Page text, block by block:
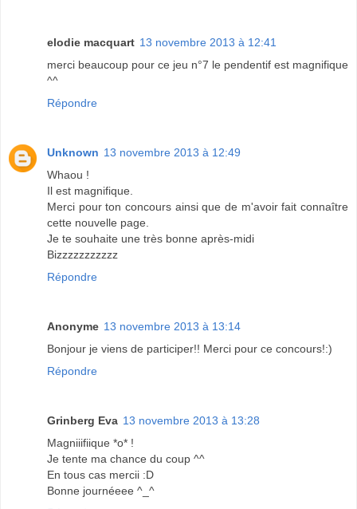
elodie macquart 13 novembre 2013 à 12:41
merci beaucoup pour ce jeu n°7 le pendentif est magnifique
^^
Répondre
Unknown 13 novembre 2013 à 12:49
Whaou !
Il est magnifique.
Merci pour ton concours ainsi que de m'avoir fait connaître
cette nouvelle page.
Je te souhaite une très bonne après-midi
Bizzzzzzzzzzz
Répondre
Anonyme 13 novembre 2013 à 13:14
Bonjour je viens de participer!! Merci pour ce concours!:)
Répondre
Grinberg Eva 13 novembre 2013 à 13:28
Magniiifiique *o* !
Je tente ma chance du coup ^^
En tous cas mercii :D
Bonne journéeee ^_^